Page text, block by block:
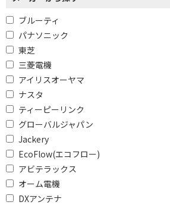
ブルーティ
パナソニック
東芝
三菱電機
アイリスオーヤマ
ナスタ
ティーピーリンク
グローバルジャパン
Jackery
EcoFlow(エコフロー)
アビテラックス
オーム電機
DXアンテナ
除外する
を除外して検索します。
電源で絞り込む